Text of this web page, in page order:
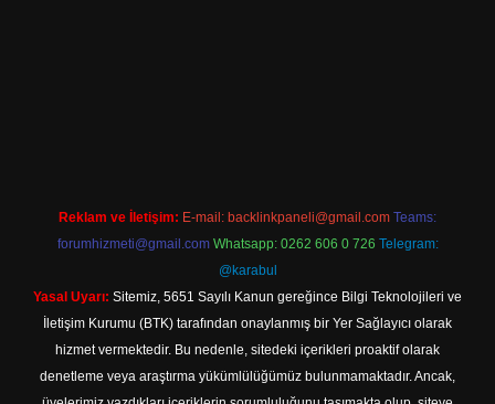
Reklam ve İletişim: E-mail: backlinkpaneli@gmail.com Teams:
forumhizmeti@gmail.com Whatsapp: 0262 606 0 726 Telegram:
@karabul
Yasal Uyarı: Sitemiz, 5651 Sayılı Kanun gereğince Bilgi Teknolojileri ve
İletişim Kurumu (BTK) tarafından onaylanmış bir Yer Sağlayıcı olarak
hizmet vermektedir. Bu nedenle, sitedeki içerikleri proaktif olarak
denetleme veya araştırma yükümlülüğümüz bulunmamaktadır. Ancak,